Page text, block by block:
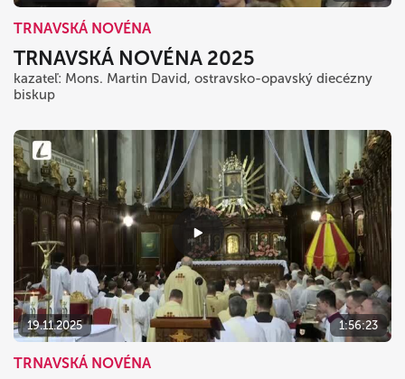
TRNAVSKÁ NOVÉNA
TRNAVSKÁ NOVÉNA 2025
kazateľ: Mons. Martin David, ostravsko-opavský diecézny
biskup
19.11.2025 1:56:23
TRNAVSKÁ NOVÉNA